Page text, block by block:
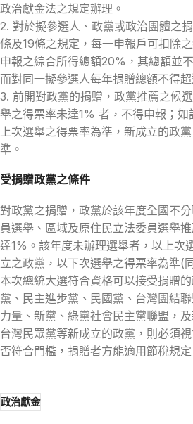
政治獻金法之規定辦理。
2. 對於擬參選人、政黨或政治團體之
條及19條之規定，每一申報戶可扣除
申報之綜合所得總額20%，其總額並
而對同一擬參選人每年捐贈總額不得超
3. 前開對政黨的捐贈，政黨推薦之候
舉之得票率未達1% 者，不得申報；
上次選舉之得票率為準，新成立的政
準。
受捐贈政黨之條件
對政黨之捐贈，政黨於該年度全國不
員選舉、區域及原住民立法委員選舉
達1%。該年度未辦理選舉者，以上次
立之政黨，以下次選舉之得票率為準(
本次總統大選符合資格可以接受捐贈
黨、民主進步黨、民國黨、台灣團結
力量、新黨、綠黨社會民主黨聯盟，
台灣民眾黨等新成立的政黨，則必須
否符合門檻，捐贈者方能適用節稅規定
政治獻金